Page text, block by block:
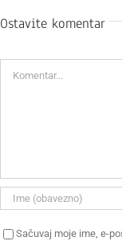
Ostavite komentar
Sačuvaj moje ime, e-